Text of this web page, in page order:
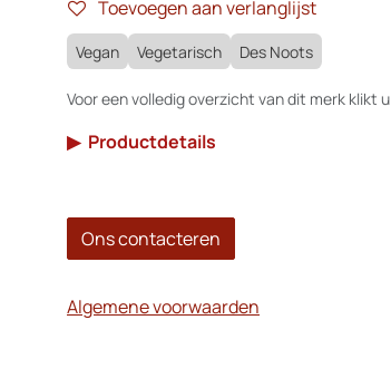
Toevoegen aan verlanglijst
Vegan Vegetarisch Des Noots
Voor een volledig overzicht van dit merk klikt u
▶ Productdetails
Ons contacteren
Algemene voorwaarden